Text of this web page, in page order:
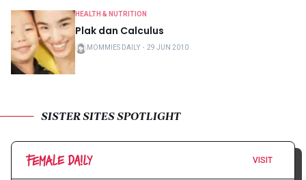
HEALTH & NUTRITION
Plak dan Calculus
MOMMIES DAILY ・ 29 JUN 2010
SISTER SITES SPOTLIGHT
VISIT